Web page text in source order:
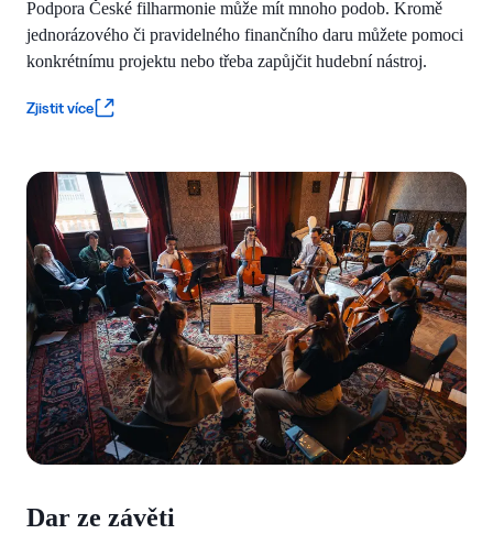
Podpora České filharmonie může mít mnoho podob. Kromě
jednorázového či pravidelného finančního daru můžete pomoci
konkrétnímu projektu nebo třeba zapůjčit hudební nástroj.
Zjistit více
Dar ze závěti